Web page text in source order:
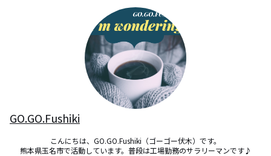
GO.GO.Fushiki
こんにちは、GO.GO.Fushiki（ゴーゴー伏木）です。
熊本県玉名市で活動しています。普段は工場勤務のサラリーマンです♪